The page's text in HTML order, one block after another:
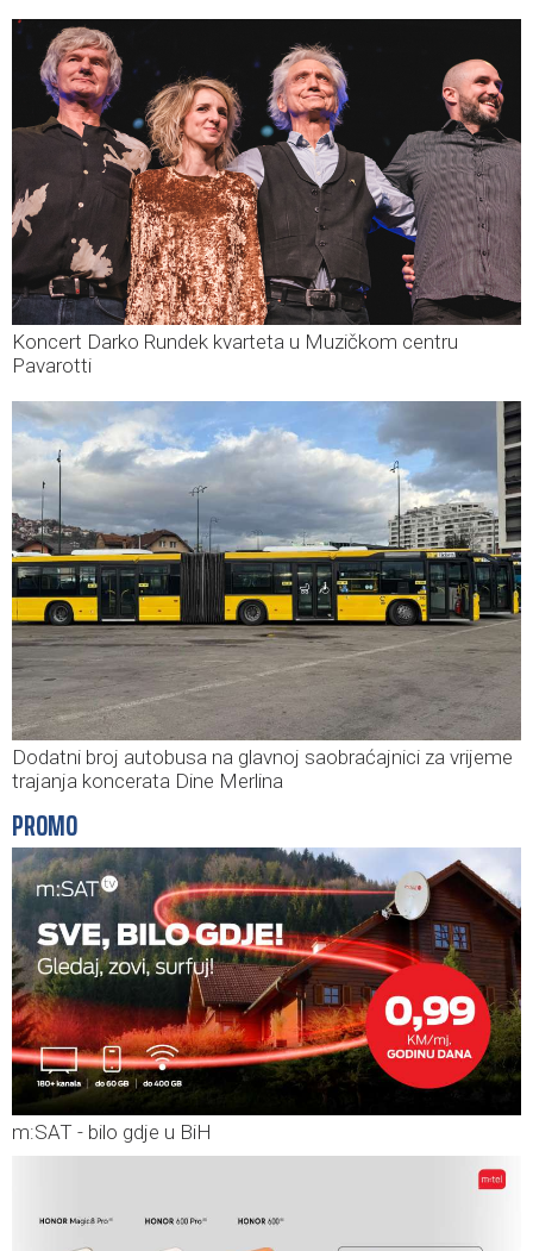
Koncert Darko Rundek kvarteta u Muzičkom centru
Pavarotti
Dodatni broj autobusa na glavnoj saobraćajnici za vrijeme
trajanja koncerata Dine Merlina
PROMO
m:SAT - bilo gdje u BiH